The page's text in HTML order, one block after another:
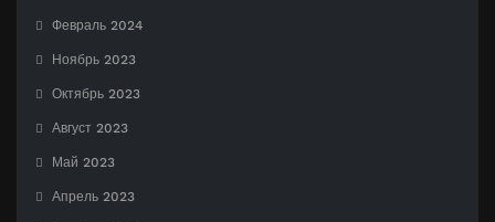
Февраль 2024
Ноябрь 2023
Октябрь 2023
Август 2023
Май 2023
Апрель 2023